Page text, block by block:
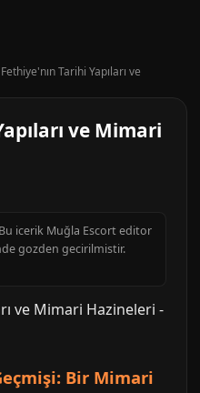
Fethiye'nın Tarihi Yapıları ve
ve Mimari
Bu icerik Muğla Escort editor
gozden gecirilmistir.
Bir Mimari